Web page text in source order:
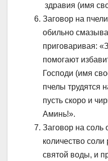
здравия (имя
Заговор на
обильно
приговаривая:
помогают
Господи (имя
пчелы трудятся
пусть скоро и
Аминь!».
Заговор на соль
количество соли
святой воды, и